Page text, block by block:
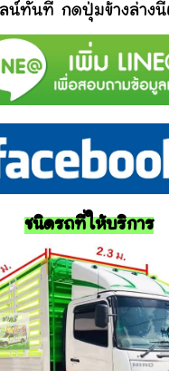
น์ทันที กดปุ่มข้างล่างนี้
ชนิดรถที่ให้บริการ